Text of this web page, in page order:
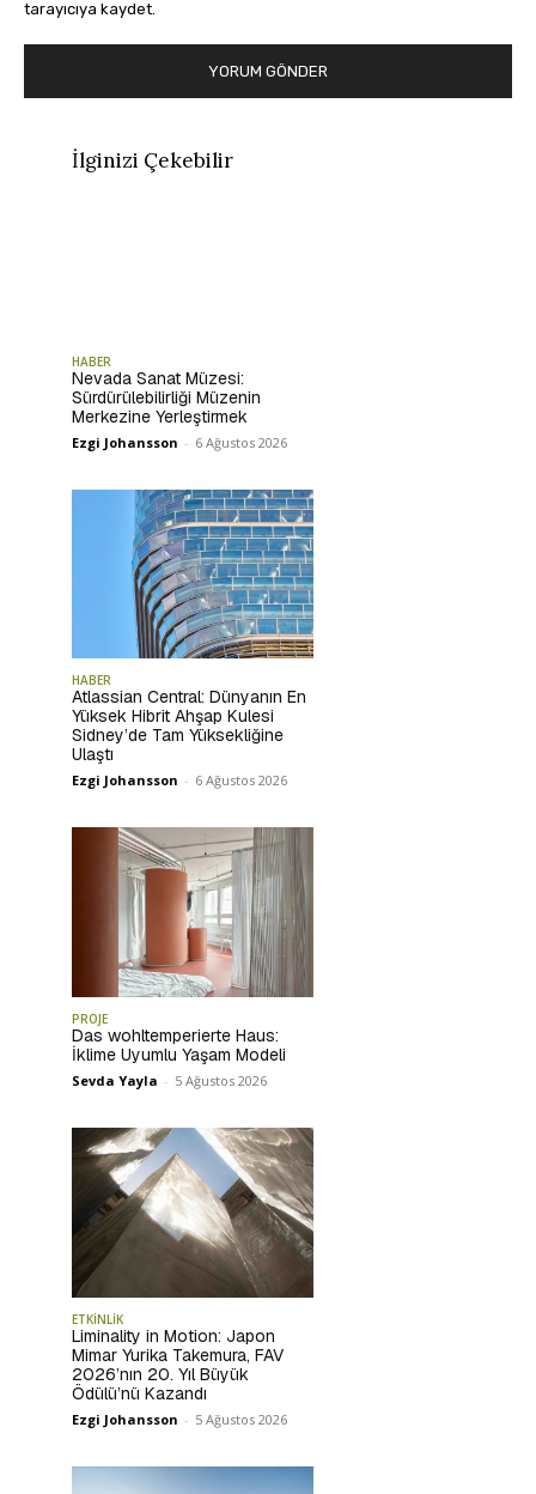
tarayıcıya kaydet.
İlginizi Çekebilir
HABER
Nevada Sanat Müzesi:
Sürdürülebilirliği Müzenin
Merkezine Yerleştirmek
Ezgi Johansson - 6 Ağustos 2026
HABER
Atlassian Central: Dünyanın En
Yüksek Hibrit Ahşap Kulesi
Sidney’de Tam Yüksekliğine
Ulaştı
Ezgi Johansson - 6 Ağustos 2026
PROJE
Das wohltemperierte Haus:
İklime Uyumlu Yaşam Modeli
Sevda Yayla - 5 Ağustos 2026
ETKİNLİK
Liminality in Motion: Japon
Mimar Yurika Takemura, FAV
2026’nın 20. Yıl Büyük
Ödülü’nü Kazandı
Ezgi Johansson - 5 Ağustos 2026